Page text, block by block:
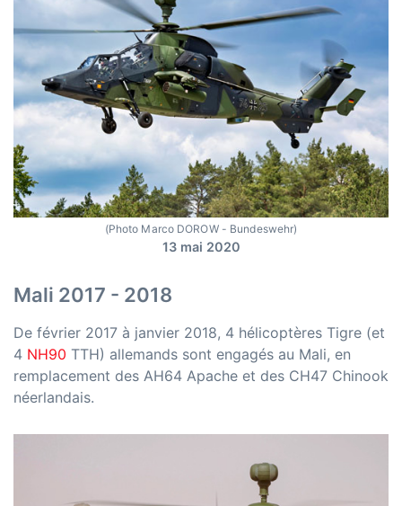
(Photo Marco DOROW - Bundeswehr)
13 mai 2020
Mali 2017 - 2018
De février 2017 à janvier 2018, 4 hélicoptères Tigre (et
4 NH90 TTH) allemands sont engagés au Mali, en
remplacement des AH64 Apache et des CH47 Chinook
néerlandais.